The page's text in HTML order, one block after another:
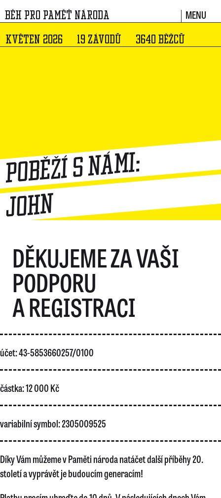
BĚH PRO PAMĚŤ NÁRODA MENU
KVĚTEN 2026 19 ZÁVODŮ 3640 BĚŽCŮ
Poběží s námi:
John
DĚKUJEME ZA VAŠI
PODPORU
A REGISTRACI
účet: 43-5853660257/0100
částka: 12 000 Kč
variabilní symbol: 2305009525
Díky Vám můžeme v Paměti národa natáčet další příběhy 20.
století a vyprávět je budoucím generacím!